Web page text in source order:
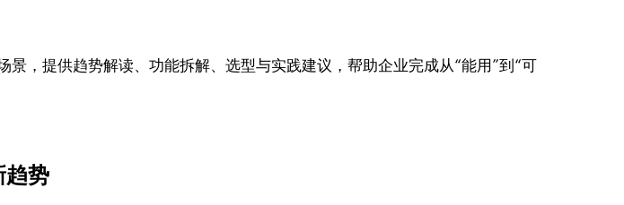
，提供趋势解读、功能拆解、选型与实践建议，帮助企业完成从“能用”到“可
趋势